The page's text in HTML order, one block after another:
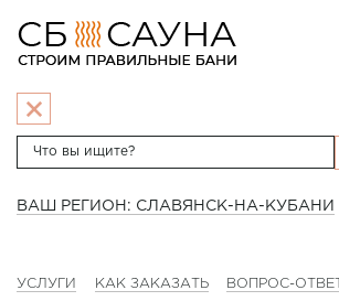
ВАШ РЕГИОН: СЛАВЯНСК-НА-КУБАНИ
УСЛУГИ КАК ЗАКАЗАТЬ ВОПРОС-ОТВЕТ